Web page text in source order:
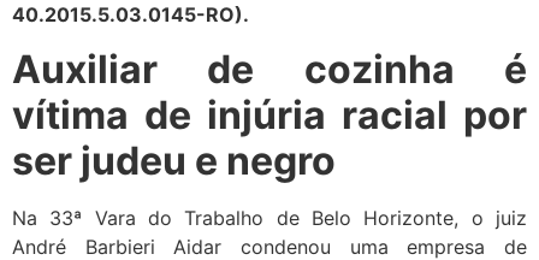
40.2015.5.03.0145-RO).
Auxiliar de cozinha é
vítima de injúria racial por
ser judeu e negro
Na 33ª Vara do Trabalho de Belo Horizonte, o juiz
André Barbieri Aidar condenou uma empresa de